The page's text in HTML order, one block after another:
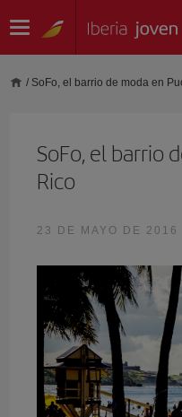
/ SoFo, el barrio de moda en
SoFo, el barrio
Rico
23 DE MAYO DE 2016